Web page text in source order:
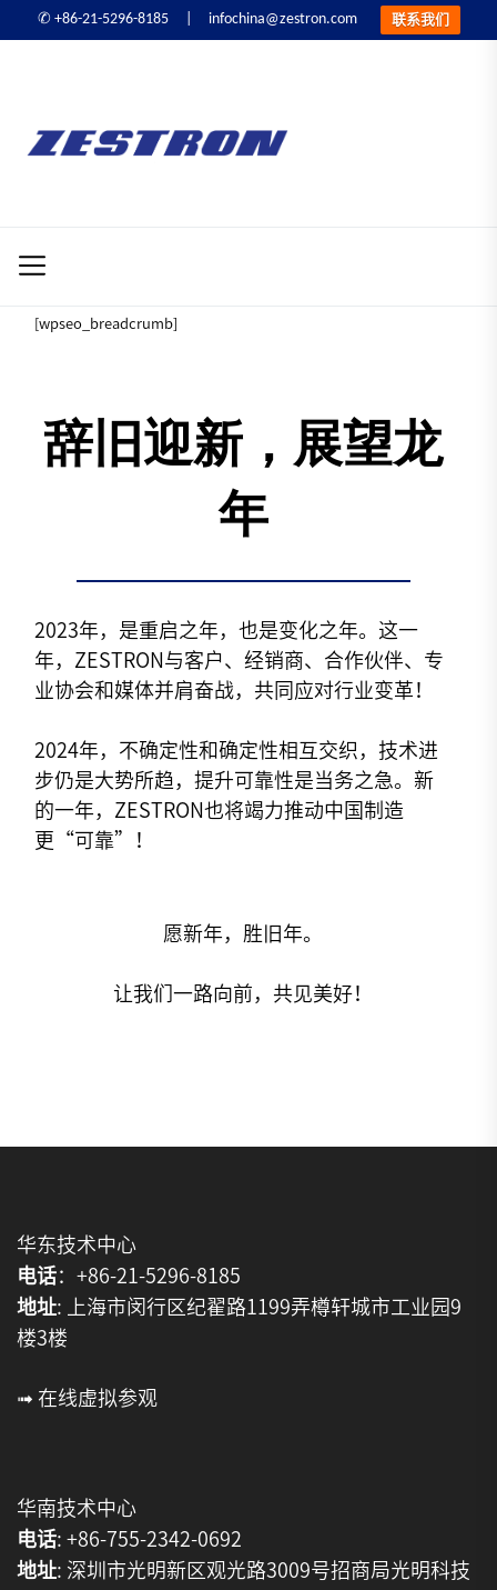
✆ +86-21-5296-8185 | infochina@zestron.com 联系我们
性
提
清洗&可靠性提升
[wpseo_breadcrumb]
辞旧迎新，展望龙
年
2023年，是重启之年，也是变化之年。这一
年，ZESTRON与客户、经销商、合作伙伴、专
业协会和媒体并肩奋战，共同应对行业变革！
2024年，不确定性和确定性相互交织，技术进
步仍是大势所趋，提升可靠性是当务之急。新
的一年，ZESTRON也将竭力推动中国制造
更“可靠”！
愿新年，胜旧年。
让我们一路向前，共见美好！
华东技术中心
电话：+86-21-5296-8185
地址: 上海市闵行区纪翟路1199弄樽轩城市工业园9
楼3楼
➟ 在线虚拟参观
华南技术中心
电话: +86-755-2342-0692
地址: 深圳市光明新区观光路3009号招商局光明科技